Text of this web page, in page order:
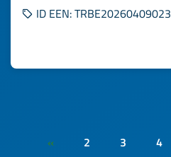
ID EEN: TRBE20260409023
« 2 3 4